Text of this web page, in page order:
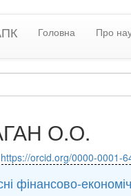
Головна Про
О.О.
https://orcid.org/0000-0001-
фінансово-